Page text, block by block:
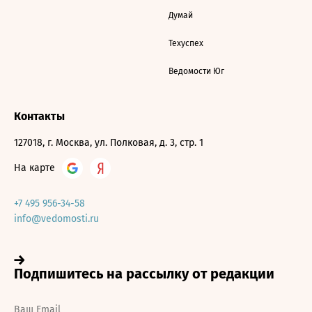
Думай
Техуспех
Ведомости Юг
Контакты
127018, г. Москва, ул. Полковая, д. 3, стр. 1
На карте
+7 495 956-34-58
info@vedomosti.ru